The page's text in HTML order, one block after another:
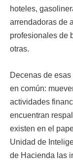
hoteles,
arrendadoras de
profesionales de
otras.
Decenas de
en común:
actividades
encuentran
existen en el
Unidad de
de Hacienda las